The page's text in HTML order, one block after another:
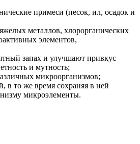
примеси (песок, ил, осадок и
металлов, хлорорганических
элементов,
запах и улучшают привкус
и мутность;
микроорганизмов;
в то же время сохраняя в ней
микроэлементы.